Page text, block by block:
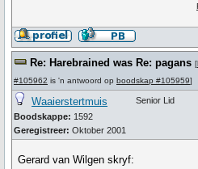
Re: Harebrained was Re: pagans [
#105962 is 'n antwoord op boodskap #105959]
Waaierstertmuis
Boodskappe: 1592
Geregistreer: Oktober 2001
Senior Lid
Gerard van Wilgen skryf: